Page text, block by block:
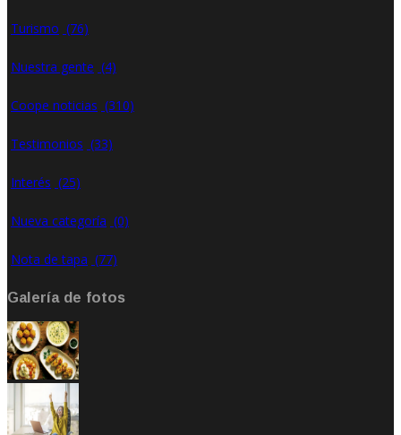
Turismo (76)
Nuestra gente (4)
Coope noticias (310)
Testimonios (33)
Interés (25)
Nueva categoría (0)
Nota de tapa (77)
Galería de fotos